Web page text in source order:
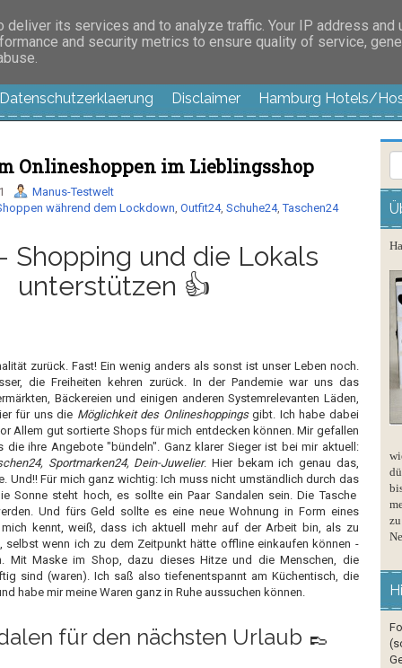
außer langweilig
Datenschutzerklaerung Disclaimer Hamburg Hotels/
Onlineshoppen im Lieblingsshop
Manus-Testwelt
während dem Lockdown, Outfit24, Schuhe24,Taschen24
Shopping und die Lokals
unterstützen 👍
zurück. Fast! Ein wenig anders als sonst ist unser Leben noch.
die Freiheiten kehren zurück. In der Pandemie war uns das
Bäckereien und einigen anderen Systemrelevanten Läden,
für uns die Möglichkeit des Onlineshoppingsgibt. Ich habe dabei
Allem gut sortierte Shops für mich entdecken können. Mir gefallen
die ihre Angebote "bündeln". Ganz klarer Sieger ist bei mir aktuell:
Sportmarken24, Dein-Juwelier. Hier bekam ich genau das,
Und!! Für mich ganz wichtig: Ich muss nicht umständlich durch das
Sonne steht hoch, es sollte ein Paar Sandalen sein. Die Tasche
Und fürs Geld sollte es eine neue Wohnung in Form eines
mich kennt, weiß, dass ich aktuell mehr auf der Arbeit bin, als zu
selbst wenn ich zu dem Zeitpunkt hätte offline einkaufen können -
Mit Maske im Shop, dazu dieses Hitze und die Menschen, die
sind (waren). Ich saß also tiefenentspannt am Küchentisch, die
habe mir meine Waren ganz in Ruhe aussuchen können.
für den nächsten Urlaub 👞
its services and to analyze traffic. Your IP address and
and security metrics to ensure quality of service,